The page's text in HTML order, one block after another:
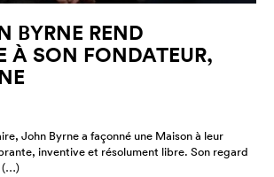
BYRNE REND
À SON FONDATEUR,
John Byrne a façonné une Maison à leur
inventive et résolument libre. Son regard
(…)